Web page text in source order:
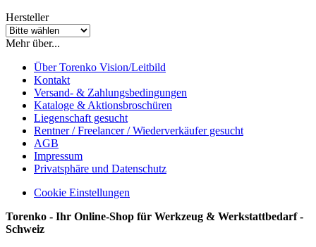
Hersteller
Mehr über...
Über Torenko Vision/Leitbild
Kontakt
Versand- & Zahlungsbedingungen
Kataloge & Aktionsbroschüren
Liegenschaft gesucht
Rentner / Freelancer / Wiederverkäufer gesucht
AGB
Impressum
Privatsphäre und Datenschutz
Cookie Einstellungen
Torenko - Ihr Online-Shop für Werkzeug & Werkstattbedarf -
Schweiz